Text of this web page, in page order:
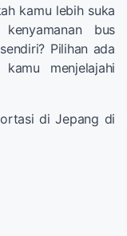
kamu lebih suka
bus
Pilihan ada
menjelajahi
di Jepang di